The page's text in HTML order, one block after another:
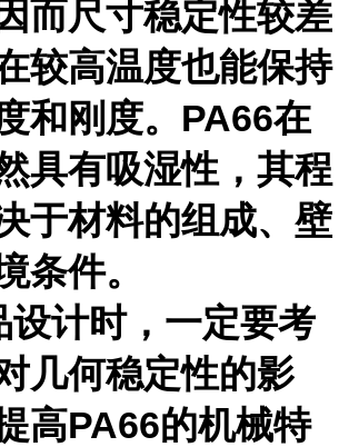
而尺寸稳定性较差
较高温度也能保持
和刚度。PA66在
具有吸湿性，其程
于材料的组成、壁
条件。
设计时，一定要考
几何稳定性的影
高PA66的机械特